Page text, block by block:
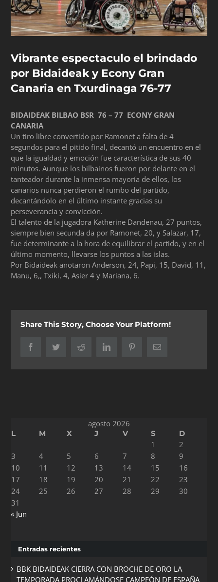
Vibrante espectaculo el brindado
por Bidaideak y Econy Gran
Canaria en Txurdinaga 76-77
BIDAIDEAK BILBAO BSR 76 – 77 ECONY GRAN
CANARIA
Un tiro libre convertido por Ramonet a falta de 4
segundos para el pitido final, decantó un encuentro en el
que la igualdad y emoción fue característica de sus 40
minutos. Aunque los bilbainos fueron por delante en el
tanteador durante la inmensa mayoría de ellos, los
canarios nunca perdieron el rumbo del partido,
decantándolo en el último instante gracias su
perseverancia y convicción.
El talento de la jugadora Katherine Dandenau, 27 puntos,
siempre bien secunda da por Ramonet, 20, y Salazar, 17,
fue determinante a la hora de equilibrar el partido, y en el
último momento, llevarse los puntos a las islas.
Por Bidaideak anotaron Anderson, 24, Papi, 15, David, 11,
Manu, 6,, Txiki, 4, Asier 4 y Mariana, 6.
Share This Story, Choose Your Platform!
FacebookTwitter Reddit LinkedIn PinterestCorreo
agosto 2026
L M X J V S D
1
2
3
4 5 6 7 8
9
10
11 12 13 14 15
16
17
18 19 20 21 22
23
24
25 26 27 28 29
30
31
« Jun
Entradas recientes
BBK BIDAIDEAK CIERRA CON BROCHE DE ORO LA
TEMPORADA PROCLAMÁNDOSE CAMPEÓN DE ESPAÑA